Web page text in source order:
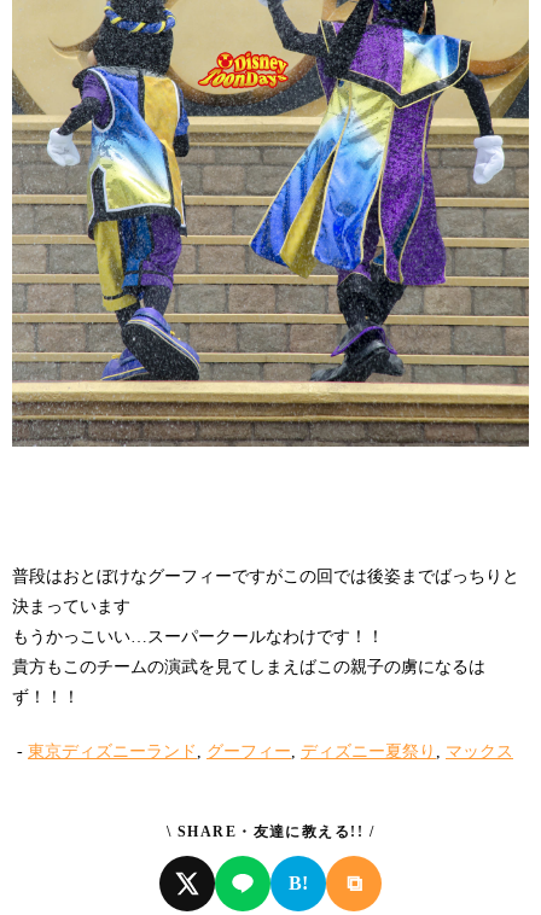
普段はおとぼけなグーフィーですがこの回では後姿までばっちりと
決まっています
もうかっこいい…スーパークールなわけです！！
貴方もこのチームの演武を見てしまえばこの親子の虜になるは
ず！！！
- 東京ディズニーランド グーフィー ディズニー夏祭り マックス
\ SHARE・友達に教える!! /
B! ⧉